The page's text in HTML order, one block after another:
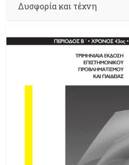
Δυσφορία και τέχνη